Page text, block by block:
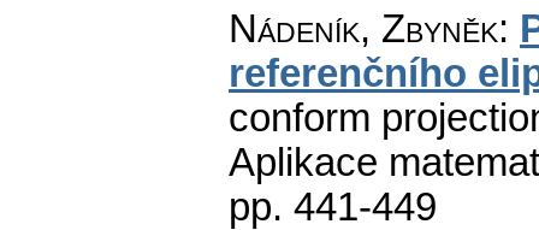
Nádeník, Zbyněk:
referenčního
conform
Aplikace
pp. 441-449